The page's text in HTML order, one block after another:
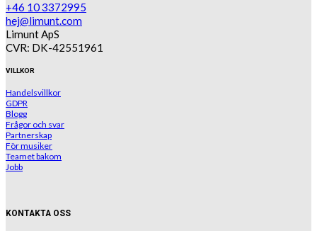
+46 10 3372995
hej@limunt.com
Limunt ApS
CVR: DK-42551961
VILLKOR
Handelsvillkor
GDPR
Blogg
Frågor och svar
Partnerskap
För musiker
Teamet bakom
Jobb
KONTAKTA OSS